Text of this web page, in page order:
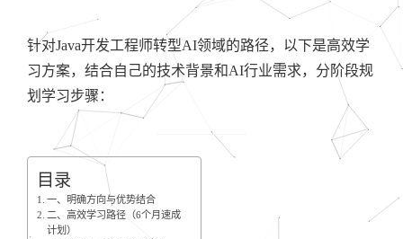
针对Java开发工程师转型AI领域的路径，以下是高效学
习方案，结合自己的技术背景和AI行业需求，分阶段规
划学习步骤：
目录
一、明确方向与优势结合
二、高效学习路径（6个月速成
计划）